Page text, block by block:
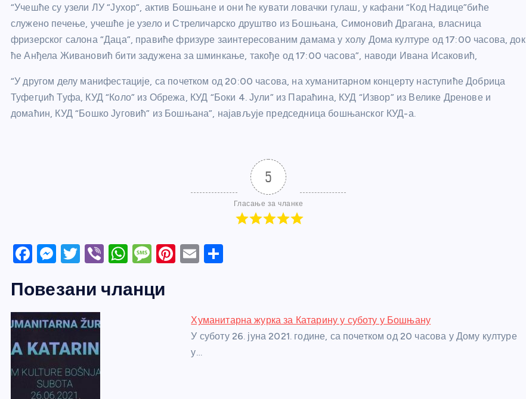
“Учешће су узели ЛУ “Јухор”, актив Бошњане и они ће кувати ловачки гулаш, у кафани “Код Надице”биће
служено печење, учешће је узело и Стреличарско друштво из Бошњана, Симоновић Драгана, власница
фризерског салона “Даца”, правиће фризуре заинтересованим дамама у холу Дома културе од 17:00 часова, док
ће Анђела Живановић бити задужена за шминкање, такође од 17:00 часова”, наводи Ивана Исаковић,
“У другом делу манифестације, са почетком од 20:00 часова, на хуманитарном концерту наступиће Добрица
Туфегџић Туфа, КУД “Коло” из Обрежа, КУД “Боки 4. Јули” из Параћина, КУД “Извор” из Велике Дренове и
домаћин, КУД “Бошко Југовић” из Бошњана”, најављује председница бошњанског КУД-а.
5
Гласање за чланке
F
c
e
b
o
o
k
M
ss
e
n
g
er
T
itt
er
Vi
er
W
at
M
ss
Pi
st
E
Повезани чланци
Хуманитарна журка за Катарину у суботу у Бошњану
У суботу 26. јуна 2021. године, са почетком од 20 часова у Дому културе
у…